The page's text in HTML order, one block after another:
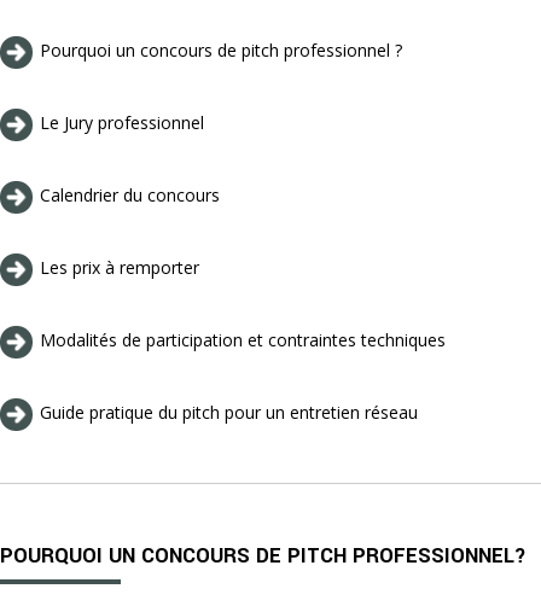
Pourquoi un concours de pitch professionnel ?
Le Jury professionnel
Calendrier du concours
Les prix à remporter
Modalités de participation et contraintes techniques
Guide pratique du pitch pour un entretien réseau
POURQUOI UN CONCOURS DE PITCH PROFESSIONNEL?